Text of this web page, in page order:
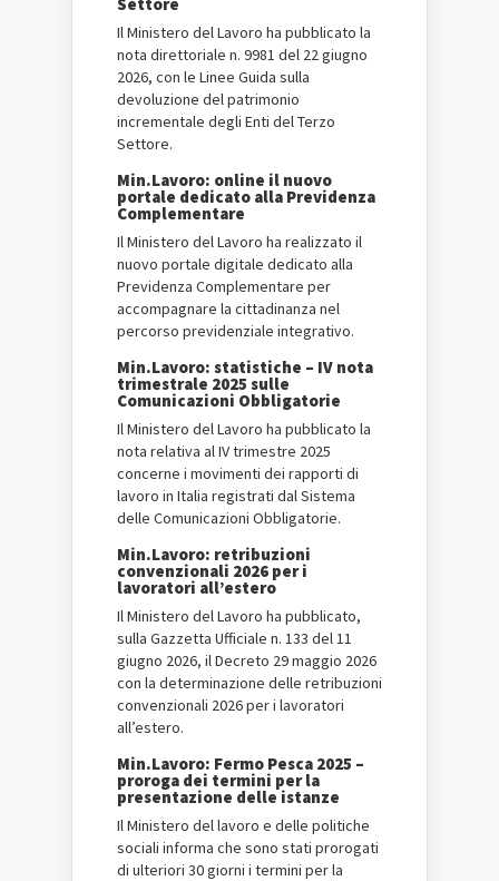
Il Ministero del Lavoro ha pubblicato la
nota direttoriale n. 9981 del 22 giugno
2026, con le Linee Guida sulla
devoluzione del patrimonio
incrementale degli Enti del Terzo
Settore.
Min.Lavoro: online il nuovo
portale dedicato alla Previdenza
Complementare
Il Ministero del Lavoro ha realizzato il
nuovo portale digitale dedicato alla
Previdenza Complementare per
accompagnare la cittadinanza nel
percorso previdenziale integrativo.
Min.Lavoro: statistiche – IV nota
trimestrale 2025 sulle
Comunicazioni Obbligatorie
Il Ministero del Lavoro ha pubblicato la
nota relativa al IV trimestre 2025
concerne i movimenti dei rapporti di
lavoro in Italia registrati dal Sistema
delle Comunicazioni Obbligatorie.
Min.Lavoro: retribuzioni
convenzionali 2026 per i
lavoratori all’estero
Il Ministero del Lavoro ha pubblicato,
sulla Gazzetta Ufficiale n. 133 del 11
giugno 2026, il Decreto 29 maggio 2026
con la determinazione delle retribuzioni
convenzionali 2026 per i lavoratori
all’estero.
Min.Lavoro: Fermo Pesca 2025 –
proroga dei termini per la
presentazione delle istanze
Il Ministero del lavoro e delle politiche
sociali informa che sono stati prorogati
di ulteriori 30 giorni i termini per la